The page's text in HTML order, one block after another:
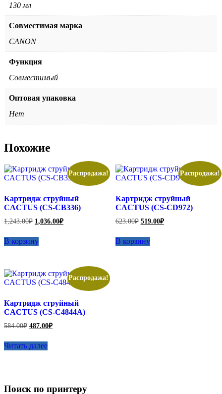
130 мл
Совместимая марка
CANON
Функция
Совместимый
Оптовая упаковка
Нет
Похожие
Распродажа!
Картридж струйный
CACTUS (CS-CB336)
1,243.00₽ Первоначальная
1,243.00₽.
1,036.00₽Текущая
В корзину
Распродажа!
Картридж струйный
CACTUS (CS-CD972)
623.00₽ Первоначальная
623.00₽.
519.00₽Текущая
В корзину
Распродажа!
Картридж струйный
CACTUS (CS-C4844A)
584.00₽ Первоначальная
составляла
584.00₽.
487.00₽Текущая
Читать далее
Поиск по принтеру